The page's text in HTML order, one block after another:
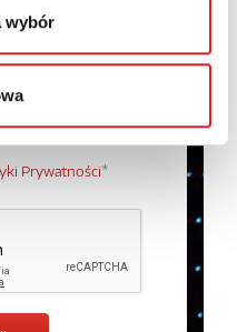
wybór
moich danych
osobowych w
Prywatności*